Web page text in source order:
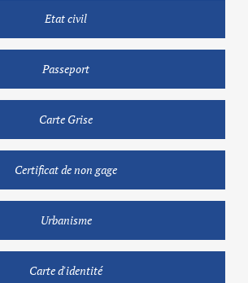
Etat civil
Passeport
Carte Grise
Certificat de non gage
Urbanisme
Carte d'identité